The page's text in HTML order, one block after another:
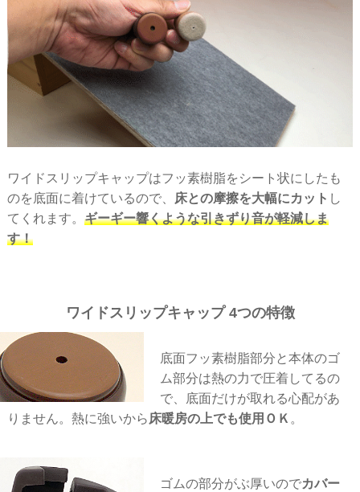
ワイドスリップキャップはフッ素樹脂をシート状にしたも
のを底面に着けているので、
床との摩擦を大幅にカット し
てくれます。 ギーギー響くような引きずり音が軽減しま
す！
ワイドスリップキャップ 4つの特徴
底面フッ素樹脂部分と本体のゴ
ム部分は熱の力で圧着してるの
で、底面だけが取れる心配があ
りません。熱に強いから 床暖房の上でも使用ＯＫ 。
ゴムの部分がぶ厚いのでカバー